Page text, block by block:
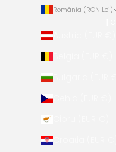
România (RON Lei)
Austria (EUR €)
Belgia (EUR €)
Bulgaria (EUR €)
Cehia (EUR €)
Croația (EUR €)